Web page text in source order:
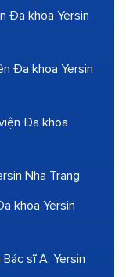
Đa khoa Yersin
Đa khoa Yersin
Đa khoa
Nha Trang
khoa Yersin
sĩ A. Yersin